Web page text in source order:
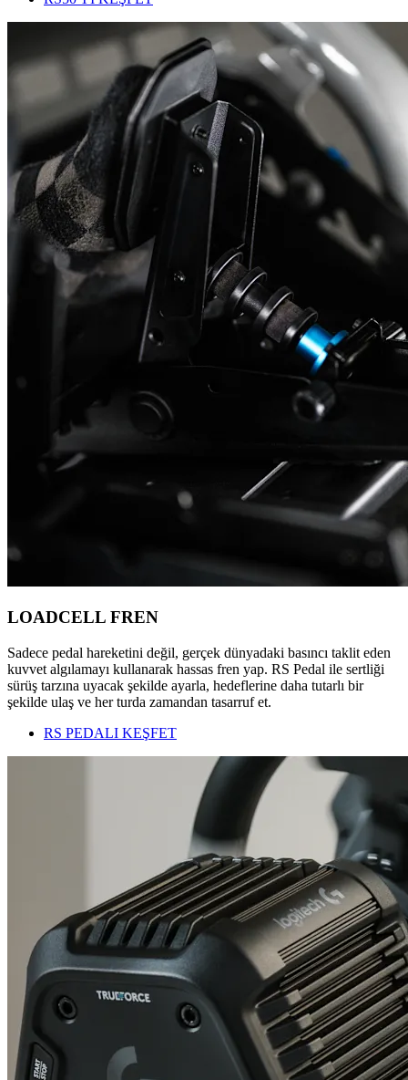
LOADCELL FREN
Sadece pedal hareketini değil, gerçek dünyadaki basıncı taklit eden
kuvvet algılamayı kullanarak hassas fren yap. RS Pedal ile sertliği
sürüş tarzına uyacak şekilde ayarla, hedeflerine daha tutarlı bir
şekilde ulaş ve her turda zamandan tasarruf et.
RS PEDALI KEŞFET